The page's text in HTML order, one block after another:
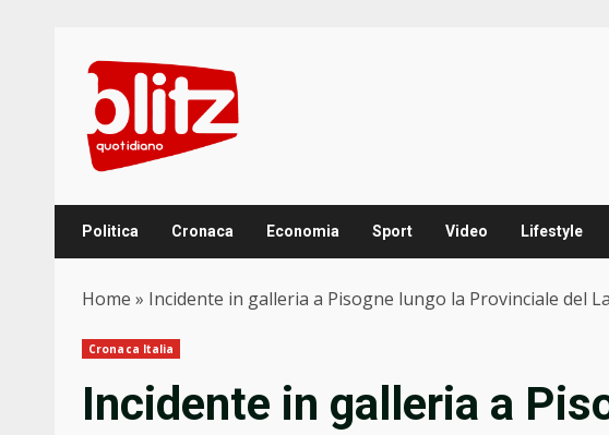
content
Politica Cronaca Economia Sport Video Lifestyle
Home » Incidente in galleria a Pisogne lungo la Provinciale del
Cronaca Italia
Incidente in galleria a